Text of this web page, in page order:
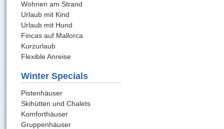
Wohnen am Strand
Urlaub mit Kind
Urlaub mit Hund
Fincas auf Mallorca
Kurzurlaub
Flexible Anreise
Winter Specials
Pistenhäuser
Skihütten und Chalets
Komforthäuser
Gruppenhäuser